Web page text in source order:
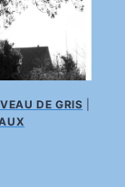
DE GRIS